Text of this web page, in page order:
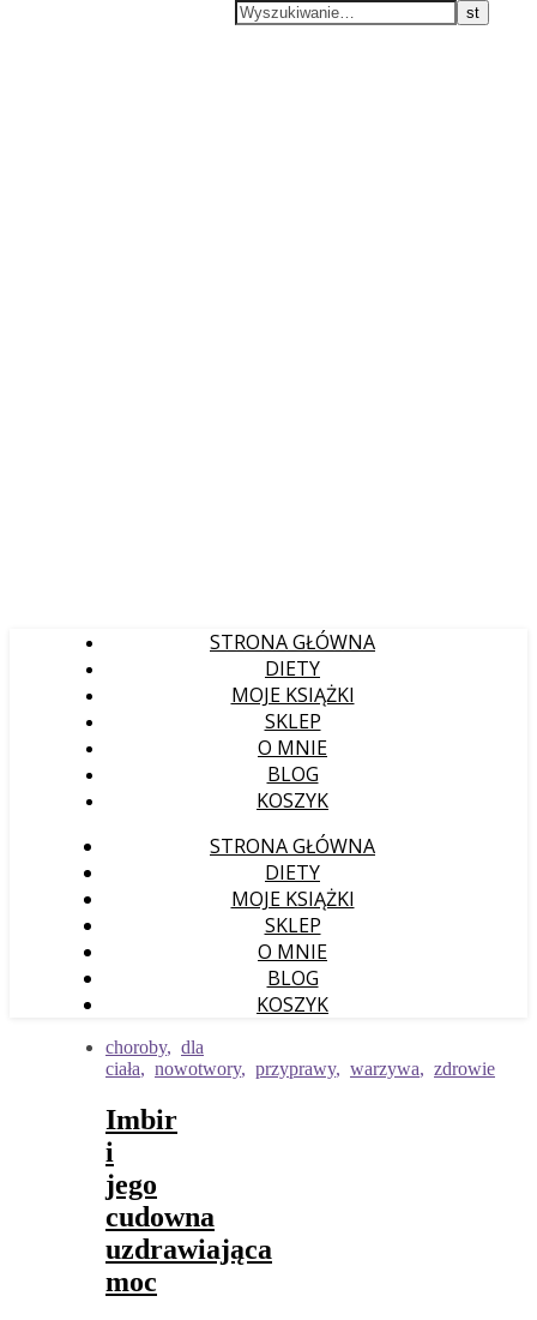
STRONA GŁÓWNA
DIETY
MOJE KSIĄŻKI
SKLEP
O MNIE
BLOG
KOSZYK
STRONA GŁÓWNA
DIETY
MOJE KSIĄŻKI
SKLEP
O MNIE
BLOG
KOSZYK
choroby, dla
ciała, nowotwory, przyprawy, warzywa, zdrowie
Imbir
i
jego
cudowna
uzdrawiająca
moc